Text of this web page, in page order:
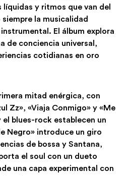
y ritmos que van del
la musicalidad
El álbum explora
de conciencia universal,
cotidianas en oro
mitad enérgica, con
Zz», «Viaja Conmigo» y «Me
el blues-rock establecen un
Negro» introduce un giro
de bossa y Santana,
el soul con un dueto
una capa experimental con